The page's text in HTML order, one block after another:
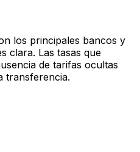
los principales bancos y
clara. Las tasas que
de tarifas ocultas
transferencia.